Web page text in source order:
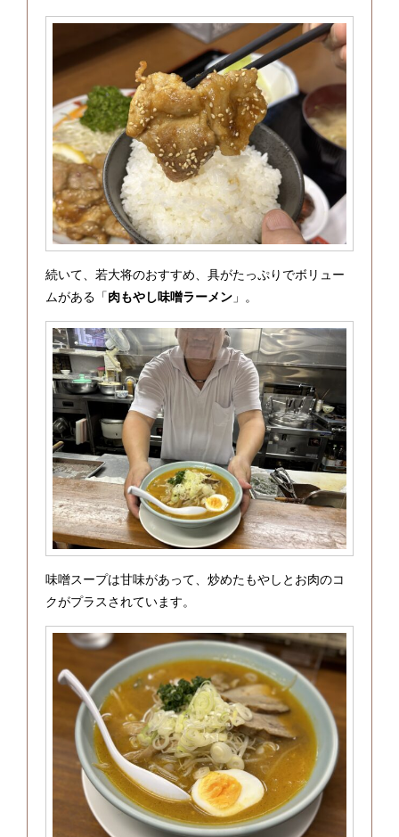
続いて、若大将のおすすめ、具がたっぷりでボリュー
ムがある「肉もやし味噌ラーメン」。
味噌スープは甘味があって、炒めたもやしとお肉のコ
クがプラスされています。